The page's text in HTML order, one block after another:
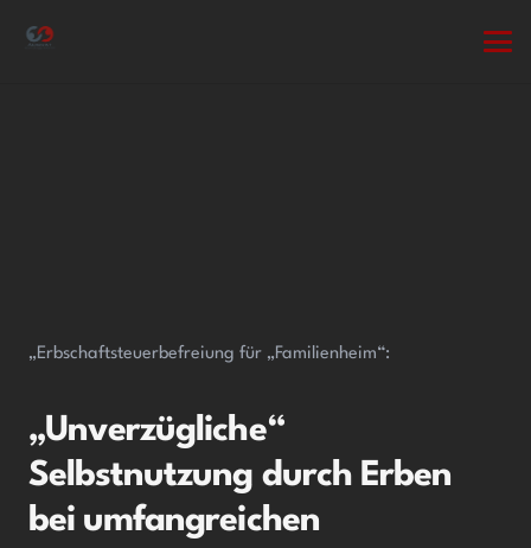
„Erbschaftsteuerbefreiung für „Familienheim“:
„Unverzügliche“
Selbstnutzung durch Erben
bei umfangreichen